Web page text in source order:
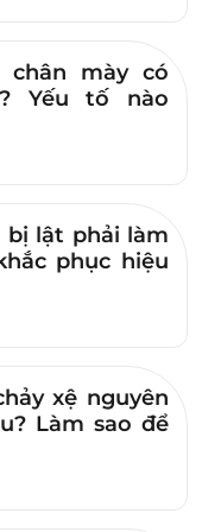
tháng bấm mí
đã tìm lại được
rạng rỡ khi nếp
bọng mỡ.
vấn
chân mày có
Yếu tố nào
bị lật phải làm
phục hiệu
xệ nguyên
Làm sao để